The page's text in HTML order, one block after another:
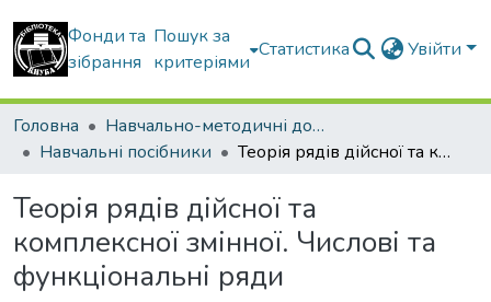
Фонди та
зібрання
Пошук за
критеріями
Статистика Увійти
Головна
Навчально-методичні документи
Навчальні посібники
Теорія рядів дійсної та комплексної змінної. Числові та функціональні ряди
Теорія рядів дійсної та
комплексної змінної. Числові та
функціональні ряди